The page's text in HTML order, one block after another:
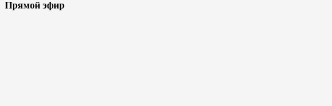
Прямой эфир